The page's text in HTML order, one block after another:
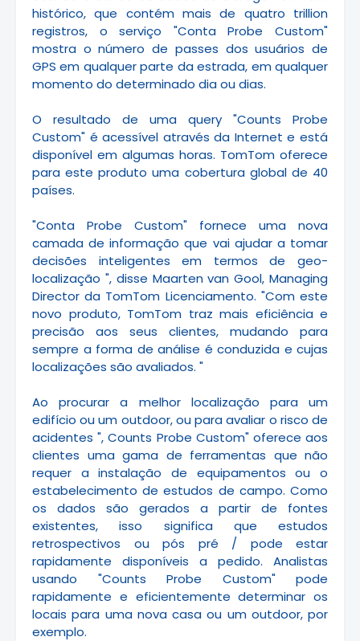
histórico, que contém mais de quatro trillion
registros, o serviço "Conta Probe Custom"
mostra o número de passes dos usuários de
GPS em qualquer parte da estrada, em qualquer
momento do determinado dia ou dias.
O resultado de uma query "Counts Probe
Custom" é acessível através da Internet e está
disponível em algumas horas. TomTom oferece
para este produto uma cobertura global de 40
países.
"Conta Probe Custom" fornece uma nova
camada de informação que vai ajudar a tomar
decisões inteligentes em termos de geo-
localização ", disse Maarten van Gool, Managing
Director da TomTom Licenciamento. "Com este
novo produto, TomTom traz mais eficiência e
precisão aos seus clientes, mudando para
sempre a forma de análise é conduzida e cujas
localizações são avaliados. "
Ao procurar a melhor localização para um
edifício ou um outdoor, ou para avaliar o risco de
acidentes ", Counts Probe Custom" oferece aos
clientes uma gama de ferramentas que não
requer a instalação de equipamentos ou o
estabelecimento de estudos de campo. Como
os dados são gerados a partir de fontes
existentes, isso significa que estudos
retrospectivos ou pós pré / pode estar
rapidamente disponíveis a pedido.
Analistas
usando "Counts Probe Custom" pode
rapidamente e eficientemente determinar os
locais para uma nova casa ou um outdoor, por
exemplo.